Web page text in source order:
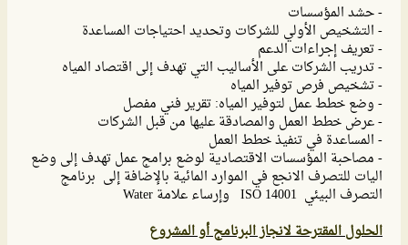
- حشد المؤسسات
- التشخيص الأولي للشركات وتحديد احتياجات المساعدة
- تعريف إجراءات الدعم
- تدريب الشركات على الأساليب التي تهدف إلى اقتصاد المياه
- تشخيص فرص توفير المياه
- وضع خطط عمل لتوفير المياه: تقرير فني مفصل
- عرض خطط العمل والمصادقة عليها من قبل الشركات
- المساعدة في تنفيذ خطط العمل
- مصاحبة المؤسسات الاقتصادية لوضع برامج عمل تهدف إلى وضع
اليات للتصرف الانجع في الموارد المائية بالإضافة إلى برنامج
التصرف البيئي ISO 14001 وإرساء علامة Water
الحلول المقترحة لانجاز البرنامج أو المشروع